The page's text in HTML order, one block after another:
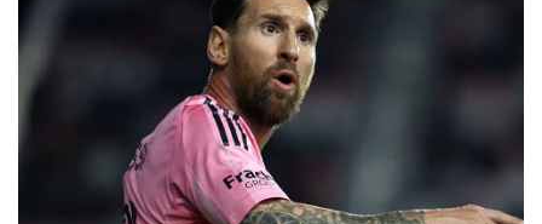
(Former Imperial Branches) പുരുഷന്മാരെ ദത്തെടുക്കാൻ
പാർലമെന്റ് അനുമതി നൽകുന്നത്. ഈ
കുടുംബങ്ങളിൽ നിലവിൽ അവിവാഹിതരായ
പത്തോളം യുവാക്കൾ ഉണ്ടെന്നാണ് വിവരം. ഇങ്ങനെ
ദത്തെടുക്കപ്പെടുന്നവർക്ക് ഉടനടി രാജാവകകാശം
ലഭിക്കില്ലെങ്കിലും അവരുടെ അടുത്ത തലമുറയ്ക്ക്
സിംഹാസനത്തിലേക്ക് വരാൻ സാധിക്കുമെന്നാണ്